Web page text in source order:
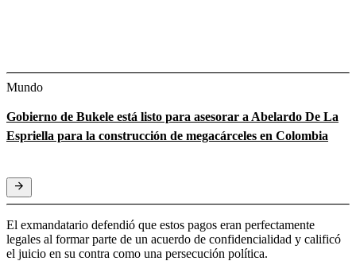
Mundo
Gobierno de Bukele está listo para asesorar a Abelardo De La
Espriella para la construcción de megacárceles en Colombia
El exmandatario defendió que estos pagos eran perfectamente
legales al formar parte de un acuerdo de confidencialidad y calificó
el juicio en su contra como una persecución política.